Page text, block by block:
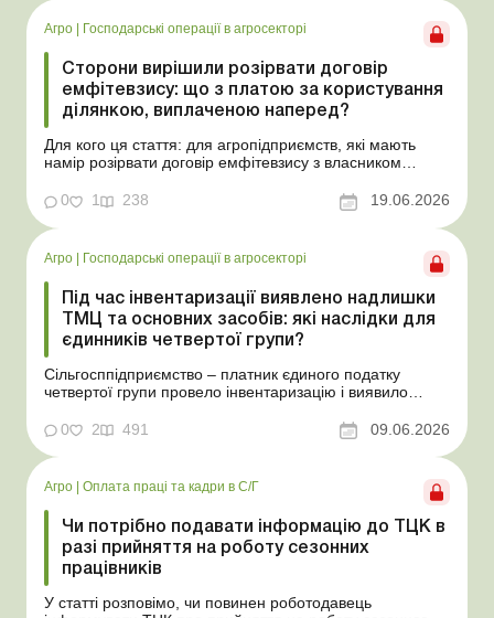
Агро Господарські операції в агросекторі
Сторони вирішили розірвати договір
емфітевзису: що з платою за користування
ділянкою, виплаченою наперед?
Для кого ця стаття: для агропідприємств, які мають
намір розірвати договір емфітевзису з власником
ситуацію тим, що плата за користування земельною
ділянкою була виплачена власнику наперед за декілька
років. У такому разі перед емфітевтом і власник...
0 1 238 19.06.2026
Агро | Господарські операції в агросекторі
Під час інвентаризації виявлено надлишки
ТМЦ та основних засобів: які наслідки для
єдинників четвертої групи?
Сільгосппідприємство – платник єдиного податку
четвертої групи провело інвентаризацію і виявило
товарів, продукції власного виробництва, а також
основних засобів (далі – ОЗ). Як вплинуть такі
надлишки при їх оприбуткуванні на частку сільгоспто...
0 2 491 09.06.2026
Агро | Оплата праці та кадри в С/Г
Чи потрібно подавати інформацію до ТЦК в
разі прийняття на роботу сезонних
працівників
У статті розповімо, чи повинен роботодавець